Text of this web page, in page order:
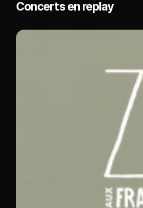
Concerts en replay